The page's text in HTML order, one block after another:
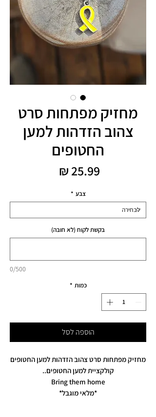
מחזיק מפתחות סרט
צהוב הזדהות למען
החטופים
צבע *
בקשת לקוח (לא חובה)
0/500
כמות *
הוספה לסל
מחזיק מפתחות סרט צהוב הזדהות למען החטופים
קולקציית למען החטופים..
Bring them home
*מלאי מוגבל*